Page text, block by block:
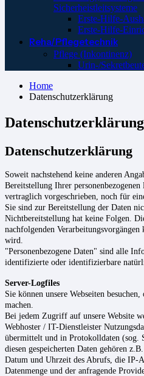
Sicherheistleitsysteme
Erste-Hilfe-
Erste-Hilfe-
Reha/Pflegetechnik
Pflege (Inkontinenz)
Urin-/
Home
Datenschutzerklärung
Datenschutzerklärung
Datenschutzerklärung
Soweit nachstehend keine anderen
Bereitstellung Ihrer
vertraglich vorgeschrieben, noch für
Sie sind zur Bereitstellung der Daten
Nichtbereitstellung hat keine Folgen.
nachfolgenden
wird.
"Personenbezogene Daten" sind alle
identifizierte oder identifizierbare
Server-Logfiles
Sie können unsere Webseiten
machen.
Bei jedem Zugriff auf unsere Website
Webhoster / IT-Dienstleister
übermittelt und in Protokolldaten (sog.
diesen gespeicherten Daten gehören
Datum und Uhrzeit des Abrufs, die IP-
Datenmenge und der anfragende